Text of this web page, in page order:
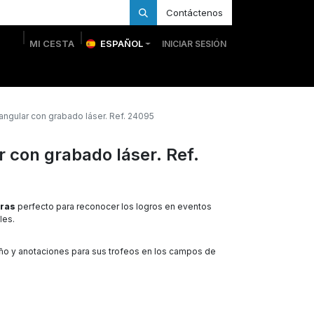
Contáctenos
MI CESTA ESPAÑOL INICIAR SESIÓN
con grabado láser. Ref. 24095
con grabado láser. Ref.
perfecto para reconocer los logros en eventos
y anotaciones para sus trofeos en los campos de